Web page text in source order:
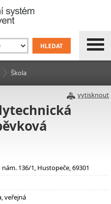
Škola
vytisknout
136/1, Hustopeče, 69301
veřejná